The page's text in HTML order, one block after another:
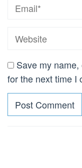
Save my
for the next time I